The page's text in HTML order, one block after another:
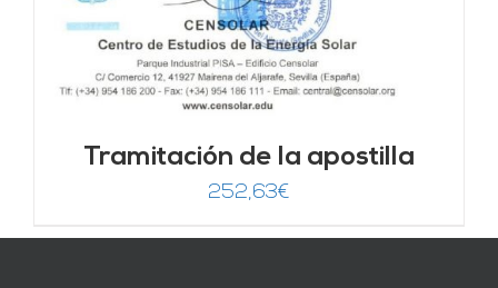
Tramitación de la apostilla
252,63€